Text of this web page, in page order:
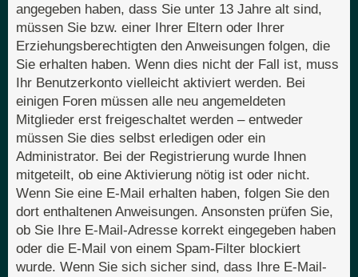
angegeben haben, dass Sie unter 13 Jahre alt sind,
müssen Sie bzw. einer Ihrer Eltern oder Ihrer
Erziehungsberechtigten den Anweisungen folgen, die
Sie erhalten haben. Wenn dies nicht der Fall ist, muss
Ihr Benutzerkonto vielleicht aktiviert werden. Bei
einigen Foren müssen alle neu angemeldeten
Mitglieder erst freigeschaltet werden – entweder
müssen Sie dies selbst erledigen oder ein
Administrator. Bei der Registrierung wurde Ihnen
mitgeteilt, ob eine Aktivierung nötig ist oder nicht.
Wenn Sie eine E-Mail erhalten haben, folgen Sie den
dort enthaltenen Anweisungen. Ansonsten prüfen Sie,
ob Sie Ihre E-Mail-Adresse korrekt eingegeben haben
oder die E-Mail von einem Spam-Filter blockiert
wurde. Wenn Sie sich sicher sind, dass Ihre E-Mail-